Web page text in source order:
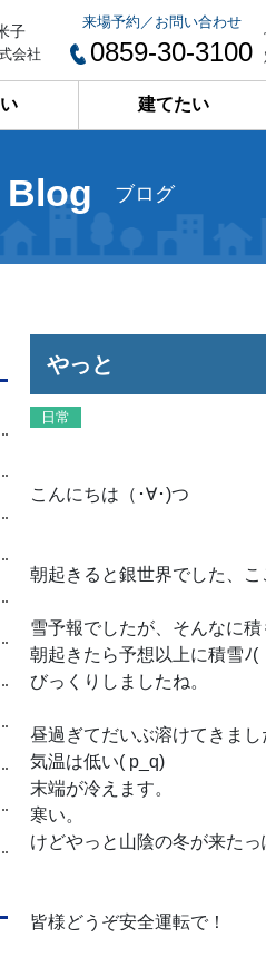
子
会社
来場予約／お問い合わせ
0859-30-3100
建てたい
Blog ブログ
やっと
日常
こんにちは（･∀･)つ
朝起きると銀世界でした、こ
雪予報でしたが、そんなに
朝起きたら予想以上に積雪ﾉ(
びっくりしましたね。
昼過ぎてだいぶ溶けてきまし
気温は低い( p_q)
末端が冷えます。
寒い。
けどやっと山陰の冬が来たっ
皆様どうぞ安全運転で！